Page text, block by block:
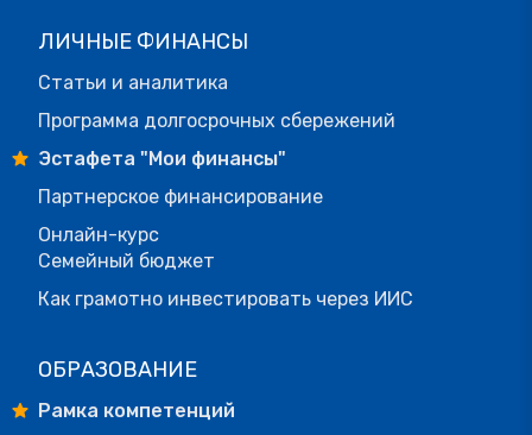
ЛИЧНЫЕ ФИНАНСЫ
Статьи и аналитика
Программа долгосрочных сбережений
Эстафета "Мои финансы"
Партнерское финансирование
Онлайн-курс
Семейный бюджет
Как грамотно инвестировать через ИИС
ОБРАЗОВАНИЕ
Рамка компетенций